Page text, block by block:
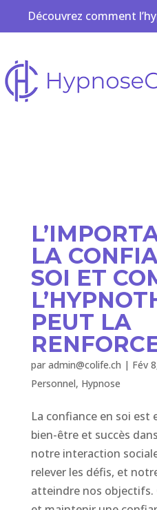
Découvrez comment
LA
SOI ET
PEUT LA
par admin@colife.ch | Fév
Personnel, Hypnose
La confiance en soi est
bien-être et succès
notre interaction
relever les défis, et
atteindre nos objectifs.